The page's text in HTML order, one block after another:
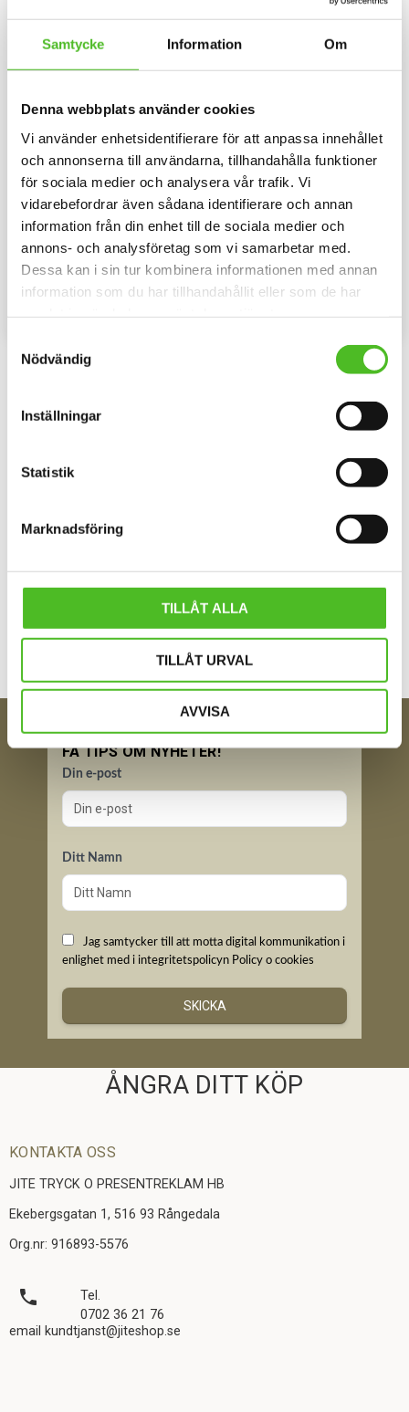
Samtycke Information Om
Denna webbplats använder cookies
Vi använder enhetsidentifierare för att anpassa innehållet
och annonserna till användarna, tillhandahålla funktioner
för sociala medier och analysera vår trafik. Vi
vidarebefordrar även sådana identifierare och annan
information från din enhet till de sociala medier och
annons- och analysföretag som vi samarbetar med.
Dessa kan i sin tur kombinera informationen med annan
information som du har tillhandahållit eller som de har
Nödvändig
Inställningar
Statistik
Marknadsföring
TILLÅT ALLA
TILLÅT URVAL
AVVISA
Bli den första att lämna ett omdöme.
Nyckelring med American
Bully
metall. Bilden är ca 27mm i
diameter och laminerad för att
djup i bilden.
109
Lägg till i favoriter
Dekal med American
3D-variant med American Bully
som har en klisterbaksida för
109
Lägg
FÅ TIPS OM NYHETER!
Din e-post
Ditt Namn
Jag samtycker till att motta digital kommunikation i
enlighet med i integritetspolicyn Policy o cookies
SKICKA
ÅNGRA DITT KÖP
KONTAKTA OSS
JITE TRYCK O PRESENTREKLAM HB
Ekebergsgatan 1, 516 93 Rångedala
Org.nr: 916893-5576
local_phone
Tel.
0702 36 21 76
email kundtjanst@jiteshop.se